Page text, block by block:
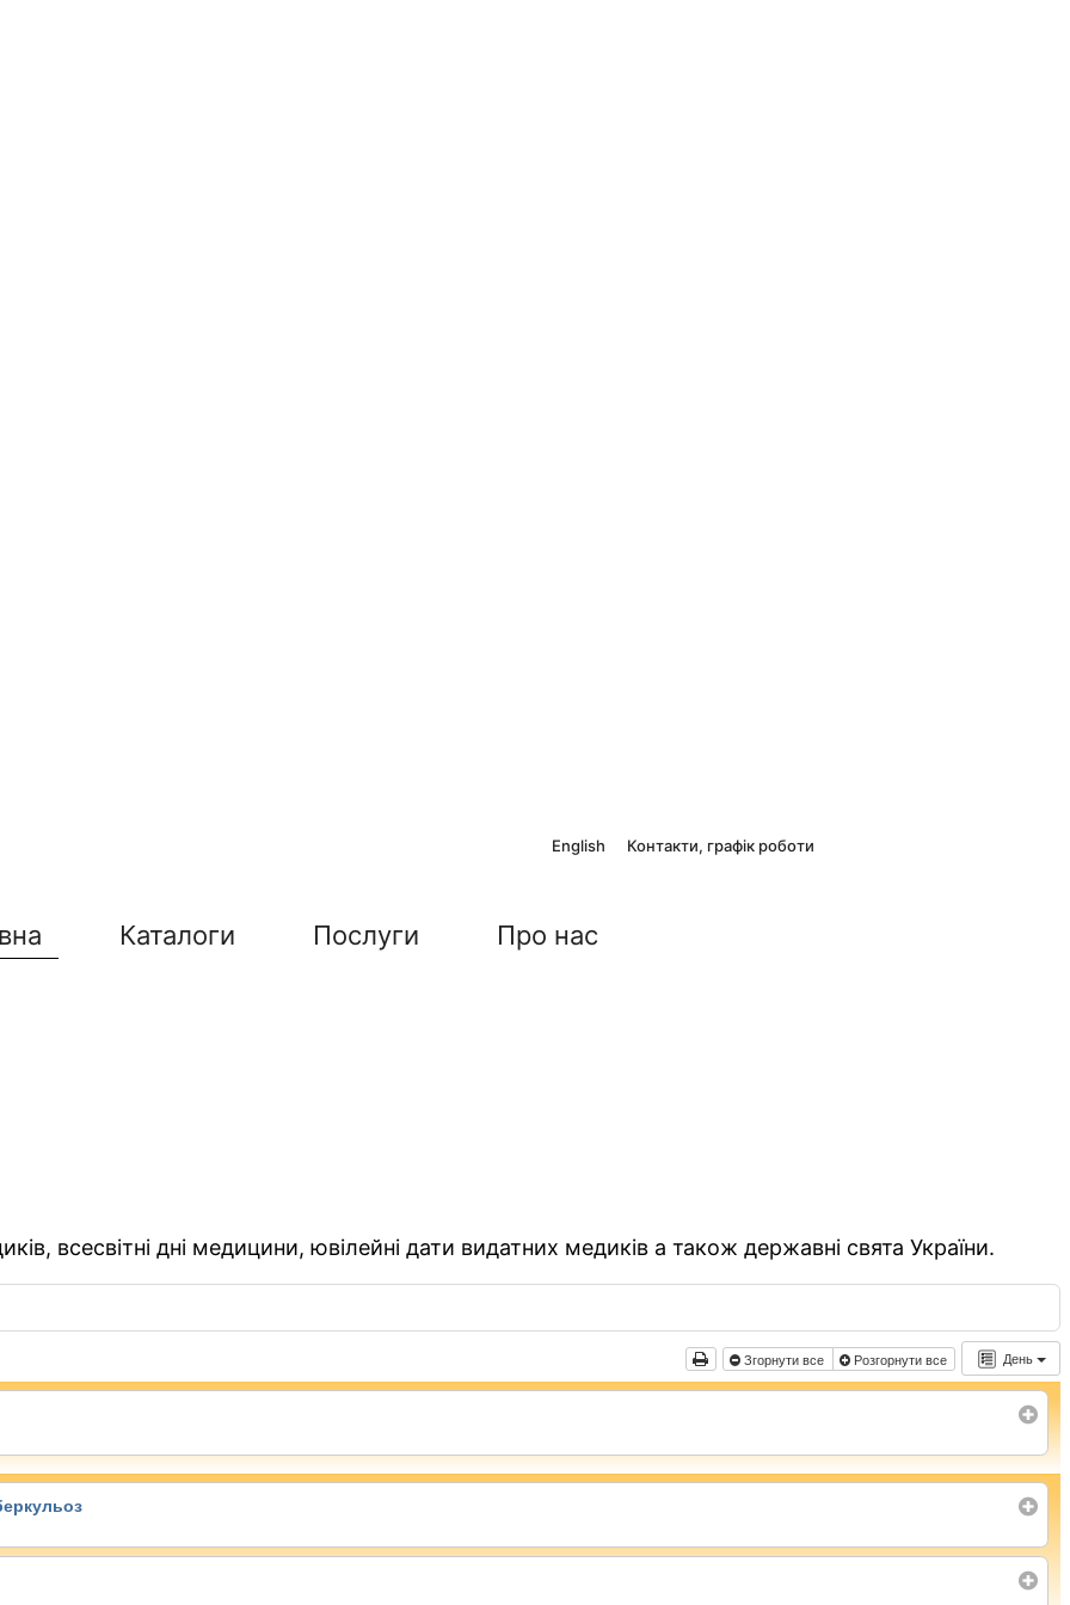
English Контакти, графік роботи
Каталоги Послуги Про нас
всесвітні дні медицини, ювілейні дати видатних медиків а також державні свята України.
День
Згорнути все Розгорнути все